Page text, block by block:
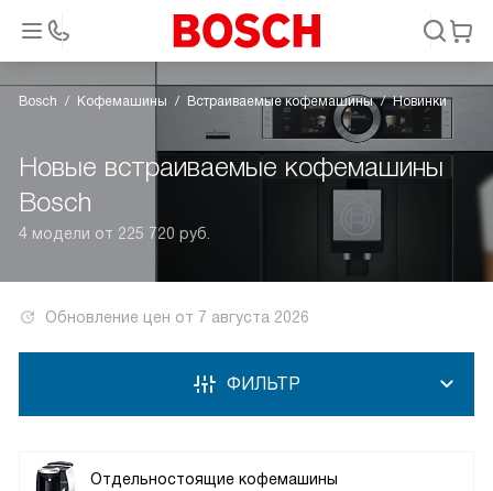
Bosch Кофемашины Встраиваемые кофемашины Новинки
Новые встраиваемые кофемашины
Bosch
4 модели от 225 720 руб.
Обновление цен от 7 августа 2026
Отдельностоящие кофемашины
ФИЛЬТР